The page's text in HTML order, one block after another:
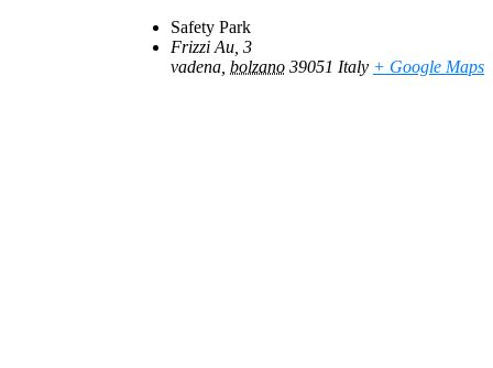
Safety Park
Frizzi Au, 3
vadena bolzano 39051 Italy + Google Maps